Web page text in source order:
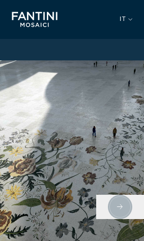
CHI SIAMO
STORICO
ESPERIENZA
GALLERY
PROGETTI